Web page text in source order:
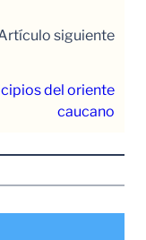
siguiente
del oriente
caucano